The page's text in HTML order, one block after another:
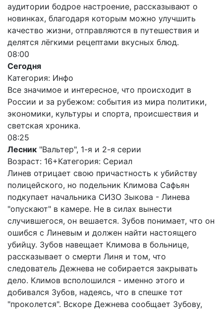
аудитории бодрое настроение, рассказывают о
новинках, благодаря которым можно улучшить
качество жизни, отправляются в путешествия и
делятся лёгкими рецептами вкусных блюд.
08:00
Сегодня
Категория: Инфо
Все значимое и интересное, что происходит в
России и за рубежом: события из мира политики,
экономики, культуры и спорта, происшествия и
светская хроника.
08:25
Лесник "Вальтер", 1-я и 2-я серии
Возраст: 16+Категория: Сериал
Линев отрицает свою причастность к убийству
полицейского, но подельник Климова Сафьян
подкупает начальника СИЗО Зыкова - Линева
"опускают" в камере. Не в силах вынести
случившегося, он вешается. Зубов понимает, что он
ошибся с Линевым и должен найти настоящего
убийцу. Зубов навещает Климова в больнице,
рассказывает о смерти Линя и том, что
следователь Дежнева не собирается закрывать
дело. Климов всполошился - именно этого и
добивался Зубов, надеясь, что в спешке тот
"проколется". Вскоре Дежнева сообщает Зубову,